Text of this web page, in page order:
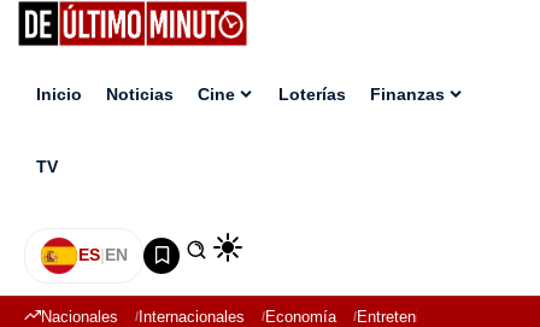
Inicio Noticias Cine Loterías Finanzas
TV
ES|EN
Nacionales Internacionales Economía Entretenimiento